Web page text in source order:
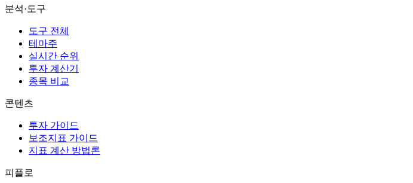
분석·도구
도구 전체
테마주
실시간 순위
투자 계산기
종목 비교
콘텐츠
투자 가이드
보조지표 가이드
지표 계산 방법론
피플로